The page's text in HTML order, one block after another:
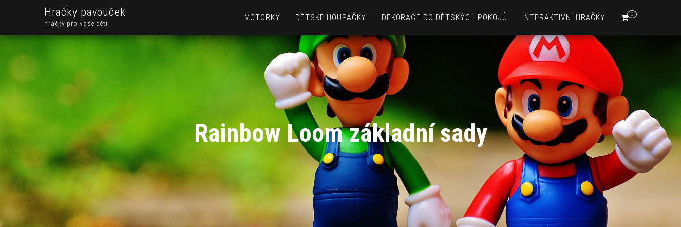
Hračky pavouček
hračky pro vaše děti
0
MOTORKY DĚTSKÉ HOUPAČKY DEKORACE DO DĚTSKÝCH POKOJŮ INTERAKTIVNÍ HRAČKY
Rainbow Loom základní sady